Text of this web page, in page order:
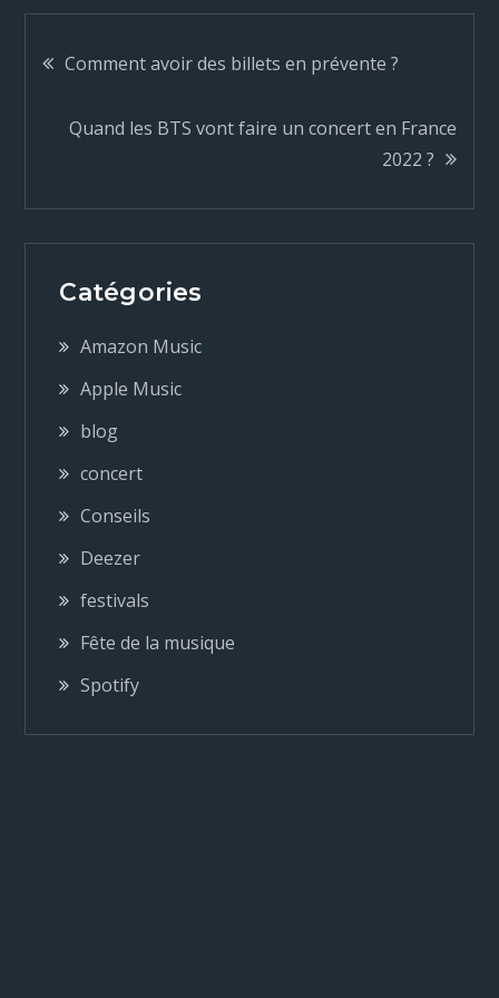
N
a
i
g
a
t
o
n
d
e
Comment avoir des billets en prévente ?
Quand les BTS vont faire un concert en France
2022 ?
Catégories
Amazon Music
Apple Music
blog
concert
Conseils
Deezer
festivals
Fête de la musique
Spotify